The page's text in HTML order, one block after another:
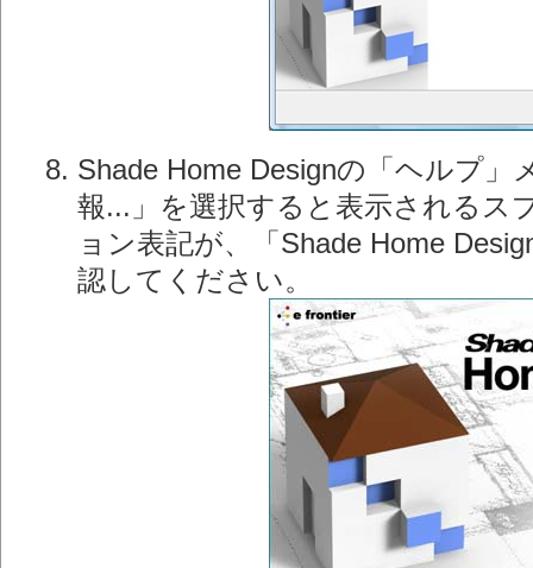
Shade Home Designの「ヘルプ
報...」を選択すると表示されるス
ョン表記が、「Shade Home
認してください。